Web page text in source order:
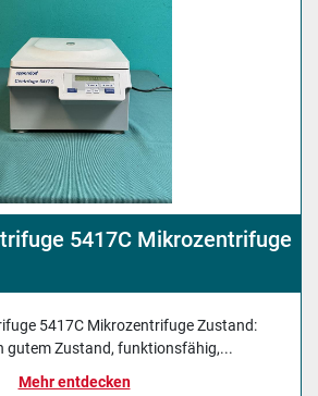
5417C Mikrozentrifuge
5417C Mikrozentrifuge Zustand:
gutem Zustand, funktionsfähig,...
Mehr entdecken